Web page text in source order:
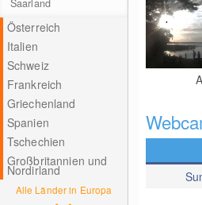
Saarland
Österreich
Italien
Schweiz
Frankreich
Griechenland
Spanien
Tschechien
Großbritannien und
Nordirland
Alle Länder in Europa